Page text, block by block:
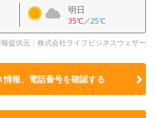
明日
35℃／25℃
提供元：株式会社ライフビジネスウェザー
情報、電話番号を確認する